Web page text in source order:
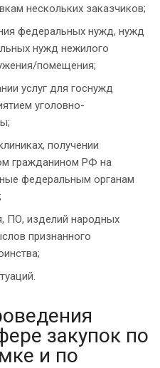
нескольких заказчиков;
федеральных нужд, нужд
нужд нежилого
помещения;
услуг для госнужд
уголовно-
получении
гражданином РФ на
федеральным органам
ПО, изделий народных
признанного
закупок по
и по